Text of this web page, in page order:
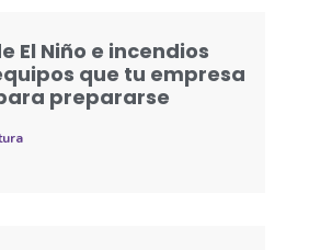
El Niño e incendios
que tu empresa
prepararse